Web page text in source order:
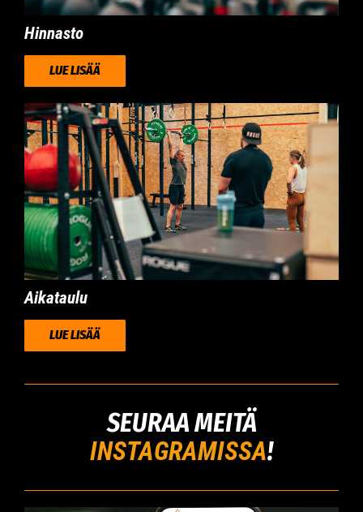
Hinnasto
LUE LISÄÄ
Aikataulu
LUE LISÄÄ
SEURAA MEITÄ
INSTAGRAMISSA!